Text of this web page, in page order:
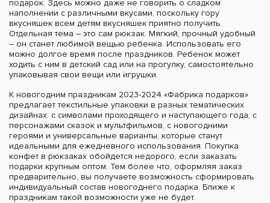
подарок. Здесь можно даже не говорить о сладком
наполнении с различными вкусами, поскольку гору
вкусняшек всем детям вкусняшек приятно получить.
Отдельная тема – это сам рюкзак. Мягкий, прочный удобный
– он станет любимой вещью ребенка. Использовать его
можно долгое время после праздников. Ребенок может
ходить с ним в детский сад или на прогулку, самостоятельно
упаковывая свои вещи или игрушки.
К новогодним праздникам 2023-2024 «Фабрика подарков»
предлагает текстильные упаковки в разных тематических
дизайнах: с символами проходящего и наступающего года, с
персонажами сказок и мультфильмов, с новогодними
героями и универсальные варианты, которые станут
идеальными для ежедневного использования. Покупка
конфет в рюкзаках обойдется недорого, если заказать
подарки крупным оптом. Тем более что, оформляя заказ
предварительно, вы получаете возможность сформировать
индивидуальный состав новогоднего подарка. Ближе к
праздникам такой возможности уже не будет.